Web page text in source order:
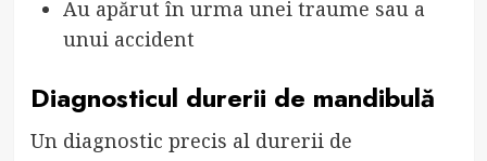
Au apărut în urma unei traume sau a
unui accident
Diagnosticul durerii de mandibulă
Un diagnostic precis al durerii de